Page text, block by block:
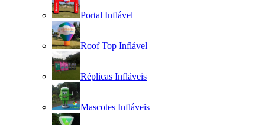
Portal Inflável
Roof Top Inflável
Réplicas Infláveis
Mascotes Infláveis